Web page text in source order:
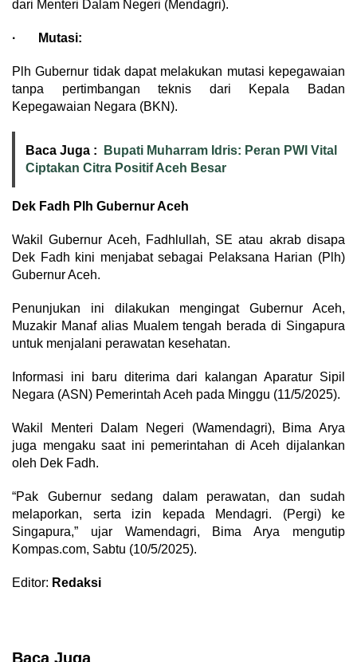
dari Menteri Dalam Negeri (Mendagri).
· Mutasi:
Plh Gubernur tidak dapat melakukan mutasi kepegawaian
tanpa pertimbangan teknis dari Kepala Badan
Kepegawaian Negara (BKN).
Baca Juga :
Bupati Muharram Idris: Peran PWI Vital
Ciptakan Citra Positif Aceh Besar
Dek Fadh Plh Gubernur Aceh
Wakil Gubernur Aceh, Fadhlullah, SE atau akrab disapa
Dek Fadh kini menjabat sebagai Pelaksana Harian (Plh)
Gubernur Aceh.
Penunjukan ini dilakukan mengingat Gubernur Aceh,
Muzakir Manaf alias Mualem tengah berada di Singapura
untuk menjalani perawatan kesehatan.
Informasi ini baru diterima dari kalangan Aparatur Sipil
Negara (ASN) Pemerintah Aceh pada Minggu (11/5/2025).
Wakil Menteri Dalam Negeri (Wamendagri), Bima Arya
juga mengaku saat ini pemerintahan di Aceh dijalankan
oleh Dek Fadh.
“Pak Gubernur sedang dalam perawatan, dan sudah
melaporkan, serta izin kepada Mendagri. (Pergi) ke
Singapura,” ujar Wamendagri, Bima Arya mengutip
Kompas.com, Sabtu (10/5/2025).
Editor: Redaksi
Baca Juga